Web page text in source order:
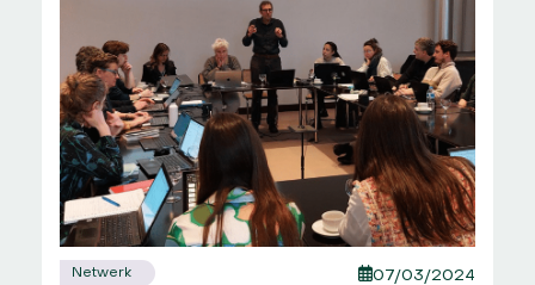
Netwerk 07/03/2024